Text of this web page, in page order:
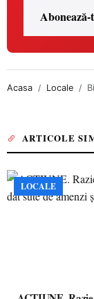
Abonează-
Acasa Locale
ARTICOLE
LOCALE